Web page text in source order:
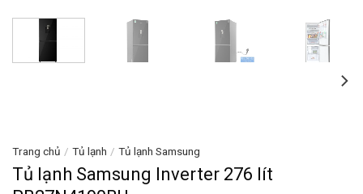
Trang chủ / Tủ lạnh / Tủ lạnh Samsung
Tủ lạnh Samsung Inverter 276 lít